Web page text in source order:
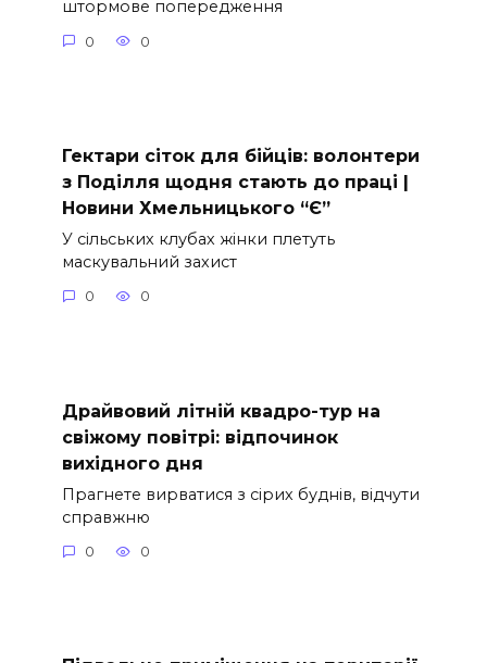
штормове попередження
0 0
Гектари сіток для бійців: волонтери
з Поділля щодня стають до праці |
Новини Хмельницького “Є”
У сільських клубах жінки плетуть
маскувальний захист
0 0
Драйвовий літній квадро-тур на
свіжому повітрі: відпочинок
вихідного дня
Прагнете вирватися з сірих буднів, відчути
справжню
0 0